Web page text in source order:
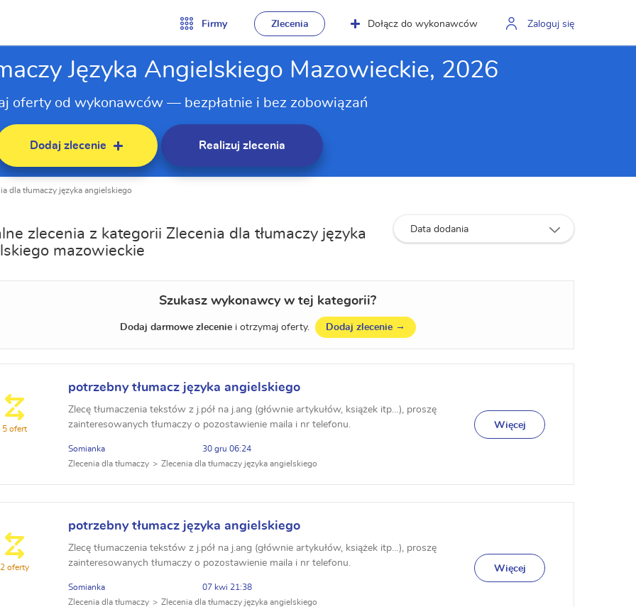
Firmy Zlecenia Dołącz do wykonawców Zaloguj się
Języka Angielskiego Mazowieckie, 2026
oferty od wykonawców — bezpłatnie i bez zobowiązań
Dodaj zlecenie Realizuj zlecenia
dla tłumaczy języka angielskiego
Data dodania
zlecenia z kategorii Zlecenia dla tłumaczy języka
mazowieckie
Szukasz wykonawcy w tej kategorii?
Dodaj darmowe zleceniei otrzymaj oferty. Dodaj zlecenie →
potrzebny tłumacz języka angielskiego
Zlecę tłumaczenia tekstów z j.pół na j.ang (głównie artykułów, książek itp…), proszę
zainteresowanych tłumaczy o pozostawienie maila i nr telefonu.
Somianka
30 gru 06:24
Zlecenia dla tłumaczy
Zlecenia dla tłumaczy języka angielskiego
5 ofert Więcej
potrzebny tłumacz języka angielskiego
Zlecę tłumaczenia tekstów z j.pół na j.ang (głównie artykułów, książek itp…), proszę
zainteresowanych tłumaczy o pozostawienie maila i nr telefonu.
Somianka
07 kwi 21:38
Zlecenia dla tłumaczy
Zlecenia dla tłumaczy języka angielskiego
2 oferty Więcej